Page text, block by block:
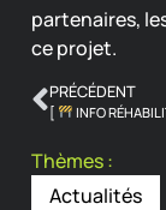
partenaires,
ce projet.
PRÉCÉDENT
[ INFO
Thèmes :
Actualités